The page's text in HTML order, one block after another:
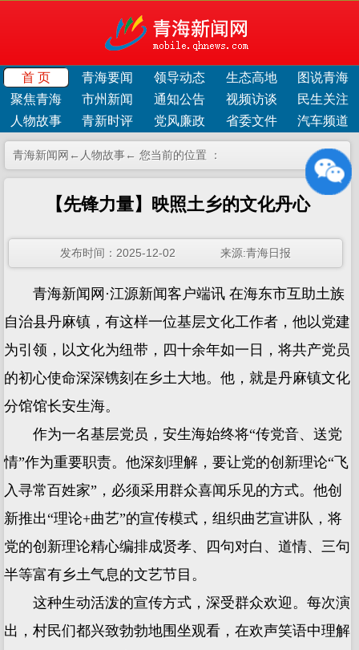
首 页 青海要闻 领导动态 生态高地
图说青海
聚焦青海
市州新闻 通知公告 视频访谈
民生关注
人物故事
青新时评 党风廉政 省委文件 汽车频道
青海新闻网← ← 您当前的位置 ：
人物故事
【先锋力量】映照土乡的文化丹心
发布时间：2025-12-02 来源:青海日报
青海新闻网·江源新闻客户端讯 在海东市互助土族
自治县丹麻镇，有这样一位基层文化工作者，他以党建
为引领，以文化为纽带，四十余年如一日，将共产党员
的初心使命深深镌刻在乡土大地。他，就是丹麻镇文化
分馆馆长安生海。
作为一名基层党员，安生海始终将“传党音、送党
情”作为重要职责。他深刻理解，要让党的创新理论“飞
入寻常百姓家”，必须采用群众喜闻乐见的方式。他创
新推出“理论+曲艺”的宣传模式，组织曲艺宣讲队，将
党的创新理论精心编排成贤孝、四句对白、道情、三句
半等富有乡土气息的文艺节目。
这种生动活泼的宣传方式，深受群众欢迎。每次演
出，村民们都兴致勃勃地围坐观看，在欢声笑语中理解